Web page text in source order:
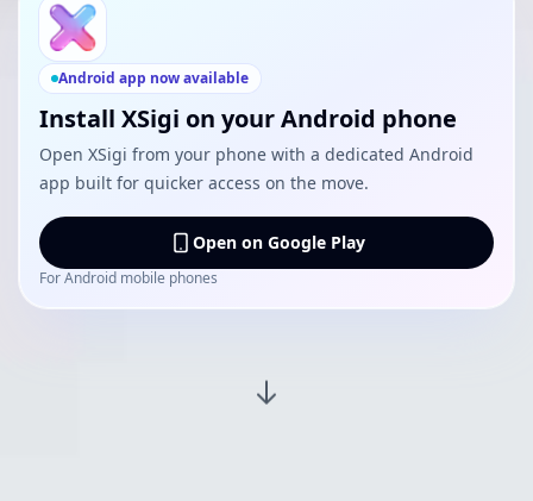
Android app now available
Install XSigi on your Android phone
Open XSigi from your phone with a dedicated Android
app built for quicker access on the move.
Open on Google Play
For Android mobile phones